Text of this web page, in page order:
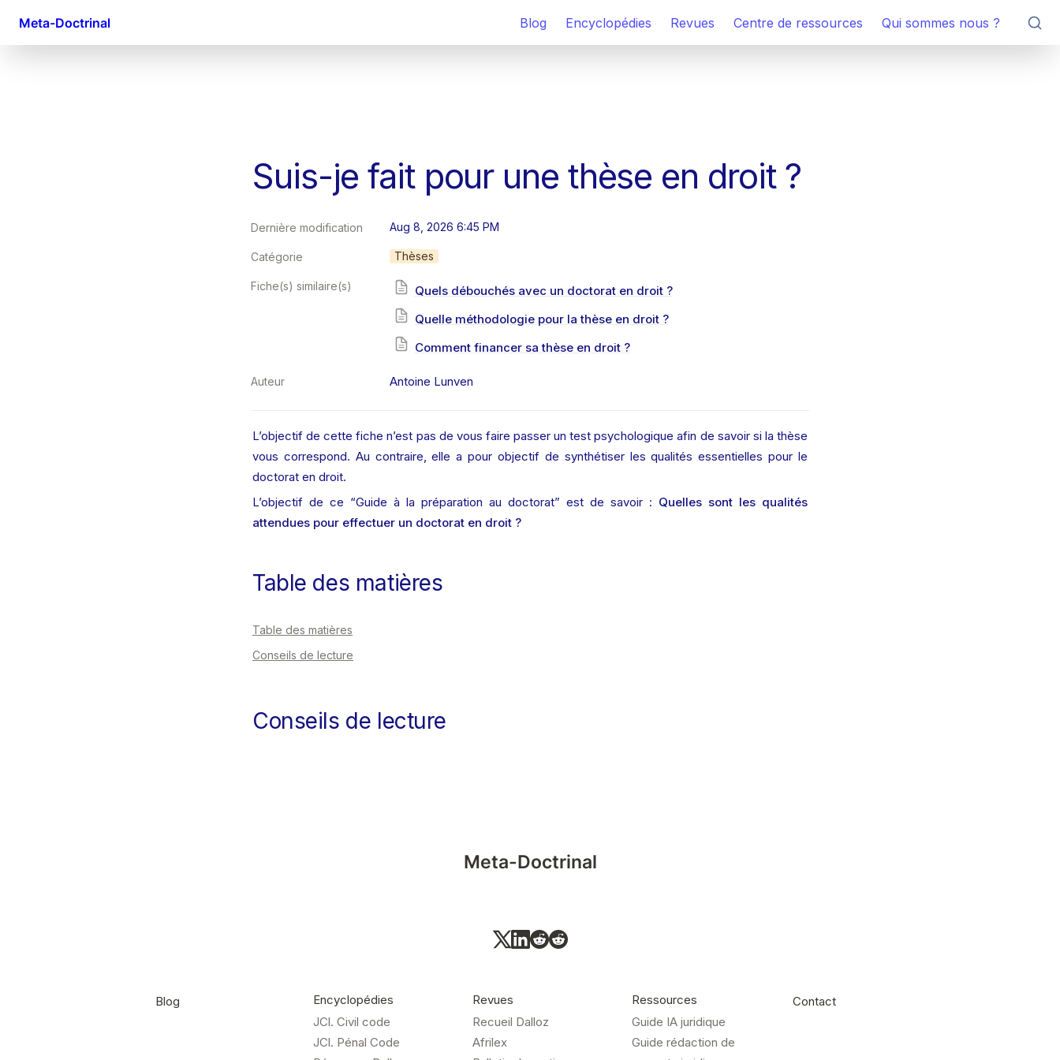
Meta-Doctrinal Blog Encyclopédies Revues Centre de ressources Qui sommes nous ?
Suis-je fait pour une thèse en droit ?
Dernière modification Aug 8, 2026 6:45 PM
Catégorie Thèses
Fiche(s) similaire(s)
Quels débouchés avec un doctorat en droit ?
Quelle méthodologie pour la thèse en droit ?
Comment financer sa thèse en droit ?
Auteur Antoine Lunven
L’objectif de cette fiche n’est pas de vous faire passer un test psychologique afin de savoir si la thèse
vous correspond. Au contraire, elle a pour objectif de synthétiser les qualités essentielles pour le
doctorat en droit.
L’objectif de ce “Guide à la préparation au doctorat” est de savoir : Quelles sont les qualités
attendues pour effectuer un doctorat en droit ?
Table des matières
Table des matières
Conseils de lecture
Conseils de lecture
Meta-Doctrinal
Blog
Encyclopédies
JCl. Civil code
JCl. Pénal Code
Revues
Recueil Dalloz
Afrilex
Ressources
Guide IA juridique
Guide rédaction de
Contact